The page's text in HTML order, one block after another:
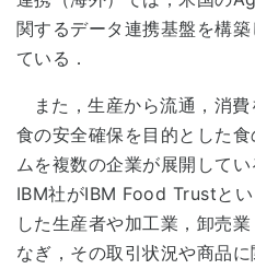
関するデータ連携基盤を構
ている．
また，生産から流通，消
食の安全確保を目的とした
ムを複数の企業が展開して
IBM社がIBM Food Trustと
した生産者や加工業，卸売
なぎ，その取引状況や商品